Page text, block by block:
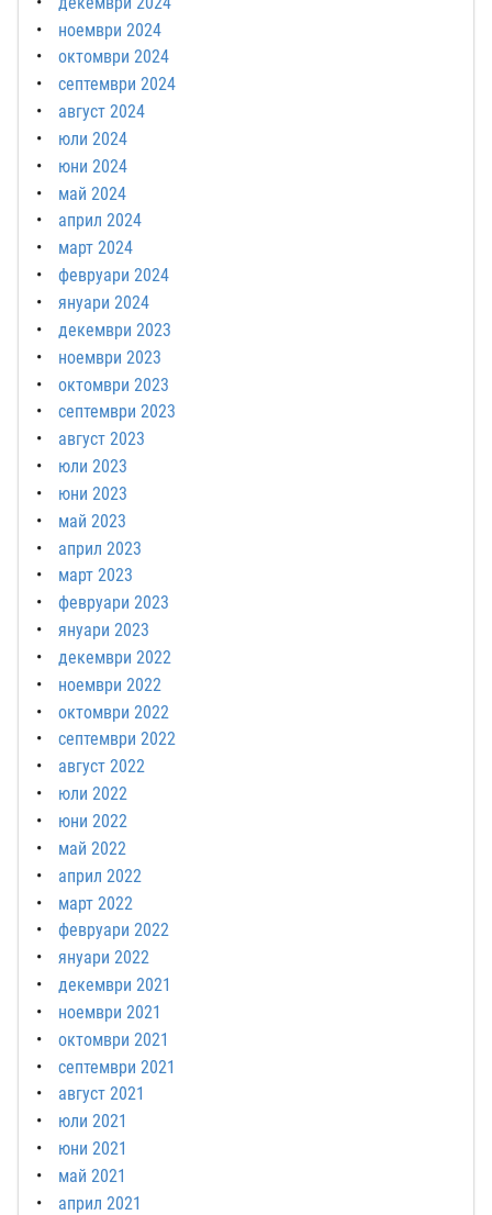
ноември 2024
октомври 2024
септември 2024
август 2024
юли 2024
юни 2024
май 2024
април 2024
март 2024
февруари 2024
януари 2024
декември 2023
ноември 2023
октомври 2023
септември 2023
август 2023
юли 2023
юни 2023
май 2023
април 2023
март 2023
февруари 2023
януари 2023
декември 2022
ноември 2022
октомври 2022
септември 2022
август 2022
юли 2022
юни 2022
май 2022
април 2022
март 2022
февруари 2022
януари 2022
декември 2021
ноември 2021
октомври 2021
септември 2021
август 2021
юли 2021
юни 2021
май 2021
април 2021